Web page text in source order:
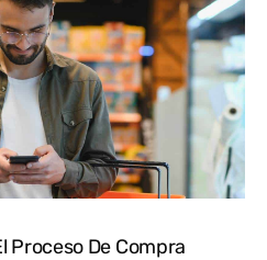
Proceso De Compra